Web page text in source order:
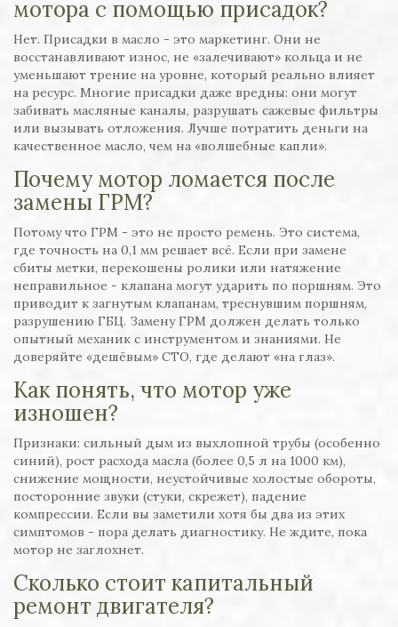
мотора с помощью присадок?
Нет. Присадки в масло - это маркетинг. Они не
восстанавливают износ, не «залечивают» кольца и не
уменьшают трение на уровне, который реально влияет
на ресурс. Многие присадки даже вредны: они могут
забивать масляные каналы, разрушать сажевые фильтры
или вызывать отложения. Лучше потратить деньги на
качественное масло, чем на «волшебные капли».
Почему мотор ломается после
замены ГРМ?
Потому что ГРМ - это не просто ремень. Это система,
где точность на 0,1 мм решает всё. Если при замене
сбиты метки, перекошены ролики или натяжение
неправильное - клапана могут ударить по поршням. Это
приводит к загнутым клапанам, треснувшим поршням,
разрушению ГБЦ. Замену ГРМ должен делать только
опытный механик с инструментом и знаниями. Не
доверяйте «дешёвым» СТО, где делают «на глаз».
Как понять, что мотор уже
изношен?
Признаки: сильный дым из выхлопной трубы (особенно
синий), рост расхода масла (более 0,5 л на 1000 км),
снижение мощности, неустойчивые холостые обороты,
посторонние звуки (стуки, скрежет), падение
компрессии. Если вы заметили хотя бы два из этих
симптомов - пора делать диагностику. Не ждите, пока
мотор не заглохнет.
Сколько стоит капитальный
ремонт двигателя?